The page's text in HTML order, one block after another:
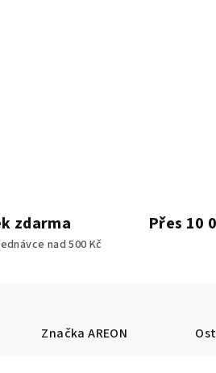
zdarma
nad 500 Kč
Přes 10
Značka AREON